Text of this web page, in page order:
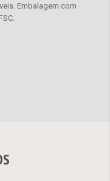
Embalagem com